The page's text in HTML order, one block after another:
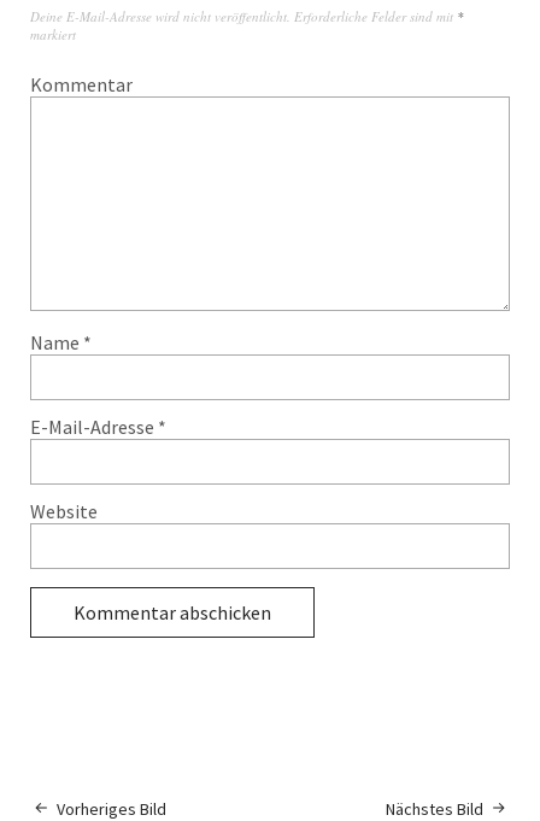
Deine E-Mail-Adresse wird nicht veröffentlicht. Erforderliche Felder sind mit *
markiert
Kommentar
Name *
E-Mail-Adresse *
Website
Nächstes Bild
Vorheriges Bild